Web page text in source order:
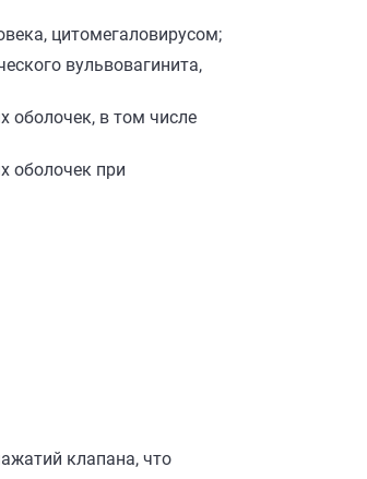
цитомегаловирусом;
вульвовагинита,
оболочек, в том числе
оболочек при
клапана, что